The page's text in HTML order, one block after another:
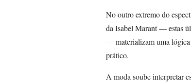
No outro extremo do
da Isabel Marant — estas
— materializam uma lógica
prático.
A moda soube interpretar